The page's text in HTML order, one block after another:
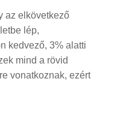
az elkövetkező
lép,
kedvező, 3% alatti
mind a rövid
vonatkoznak, ezért